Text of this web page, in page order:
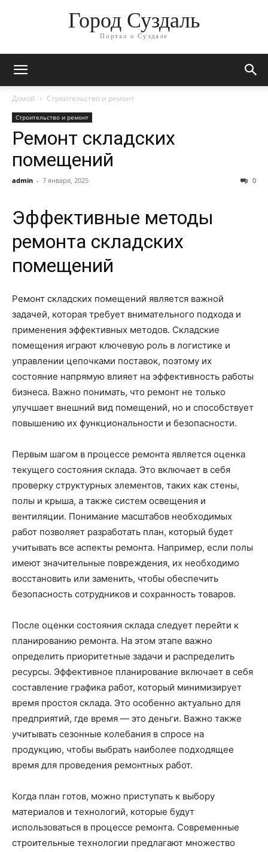
Город Суздаль
Портал о Суздале
Домой Строительство и ремонт
Строительство и ремонт
Ремонт складских
помещений
admin - 7 января, 2025 0
Эффективные методы
ремонта складских
помещений
Ремонт складских помещений является важной
задачей, которая требует внимательного подхода и
применения эффективных методов. Складские
помещения играют ключевую роль в логистике и
управлении цепочками поставок, поэтому их
состояние напрямую влияет на эффективность работы
бизнеса. Важно понимать, что ремонт не только
улучшает внешний вид помещений, но и способствует
повышению их функциональности и безопасности.
Первым шагом в процессе ремонта является оценка
текущего состояния склада. Это включает в себя
проверку структурных элементов, таких как стены,
полы и крыша, а также систем освещения и
вентиляции. Понимание масштабов необходимых
работ позволяет разработать план, который будет
учитывать все аспекты ремонта. Например, если полы
имеют значительные повреждения, их необходимо
восстановить или заменить, чтобы обеспечить
безопасность сотрудников и сохранность товаров.
После оценки состояния склада следует перейти к
планированию ремонта. На этом этапе важно
определить приоритетные задачи и распределить
ресурсы. Эффективное планирование включает в себя
составление графика работ, который минимизирует
время простоя склада. Это особенно актуально для
предприятий, где время — это деньги. Важно также
учитывать сезонные колебания в спросе на
продукцию, чтобы выбрать наиболее подходящее
время для проведения ремонтных работ.
Когда план готов, можно приступать к выбору
материалов и технологий, которые будут
использоваться в процессе ремонта. Современные
строительные технологии предлагают множество